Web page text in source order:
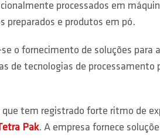
processados em
preparados e produtos em pó.
o fornecimento de soluções para
de tecnologias de
tem registrado forte ritmo de
Pak. A empresa fornece